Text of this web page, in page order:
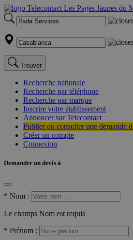
Trouver
Recherche nationale
Recherche par téléphone
Recherche par marque
Inscrire votre établissement
Annoncer sur Telecontact
Publier ou consulter une demande
Créer un compte
Connexion
Demander un devis à
* Nom :
Le champs Nom est requis
* Prénom :